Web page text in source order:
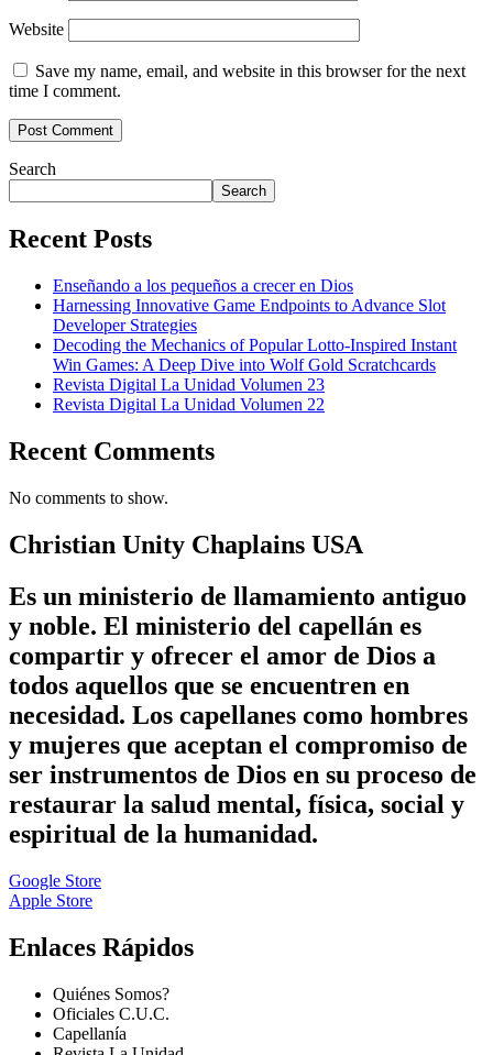
Website
Save my name, email, and website in this browser for the next
time I comment.
Search
Search
Recent Posts
Enseñando a los pequeños a crecer en Dios
Harnessing Innovative Game Endpoints to Advance Slot
Developer Strategies
Decoding the Mechanics of Popular Lotto-Inspired Instant
Win Games: A Deep Dive into Wolf Gold Scratchcards
Revista Digital La Unidad Volumen 23
Revista Digital La Unidad Volumen 22
Recent Comments
No comments to show.
Christian Unity Chaplains USA
Es un ministerio de llamamiento antiguo
y noble. El ministerio del capellán es
compartir y ofrecer el amor de Dios a
todos aquellos que se encuentren en
necesidad. Los capellanes como hombres
y mujeres que aceptan el compromiso de
ser instrumentos de Dios en su proceso de
restaurar la salud mental, física, social y
espiritual de la humanidad.
Google Store
Apple Store
Enlaces Rápidos
Quiénes Somos?
Oficiales C.U.C.
Capellanía